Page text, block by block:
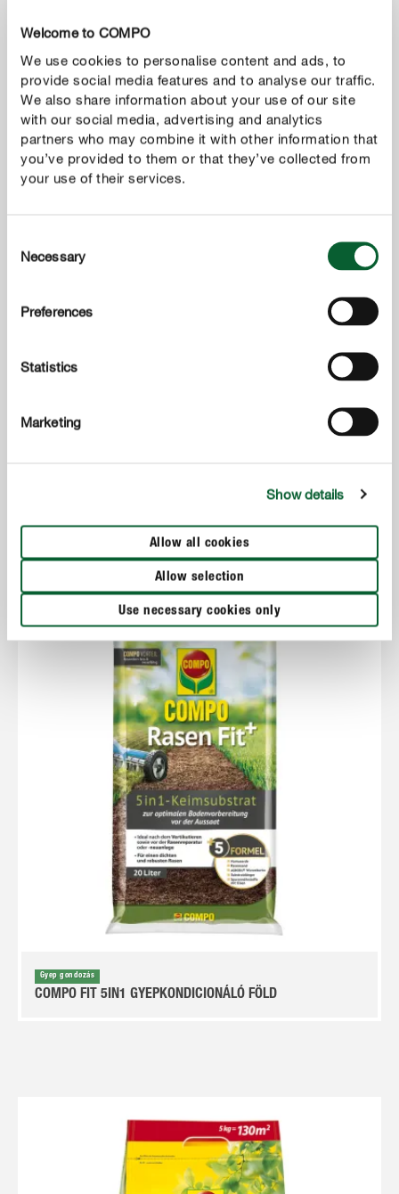
Welcome to COMPO
We use cookies to personalise content and ads, to
provide social media features and to analyse our traffic.
We also share information about your use of our site
with our social media, advertising and analytics
partners who may combine it with other information that
you’ve provided to them or that they’ve collected from
your use of their services.
Selection
Necessary
Preferences
Statistics
Marketing
Show details
Allow all cookies
Allow selection
Use necessary cookies only
COMPO GYEPKARBANTARTÓ GYEPTRÁGYA
Gyep gondozás
COMPO FIT 5IN1 GYEPKONDICIONÁLÓ FÖLD